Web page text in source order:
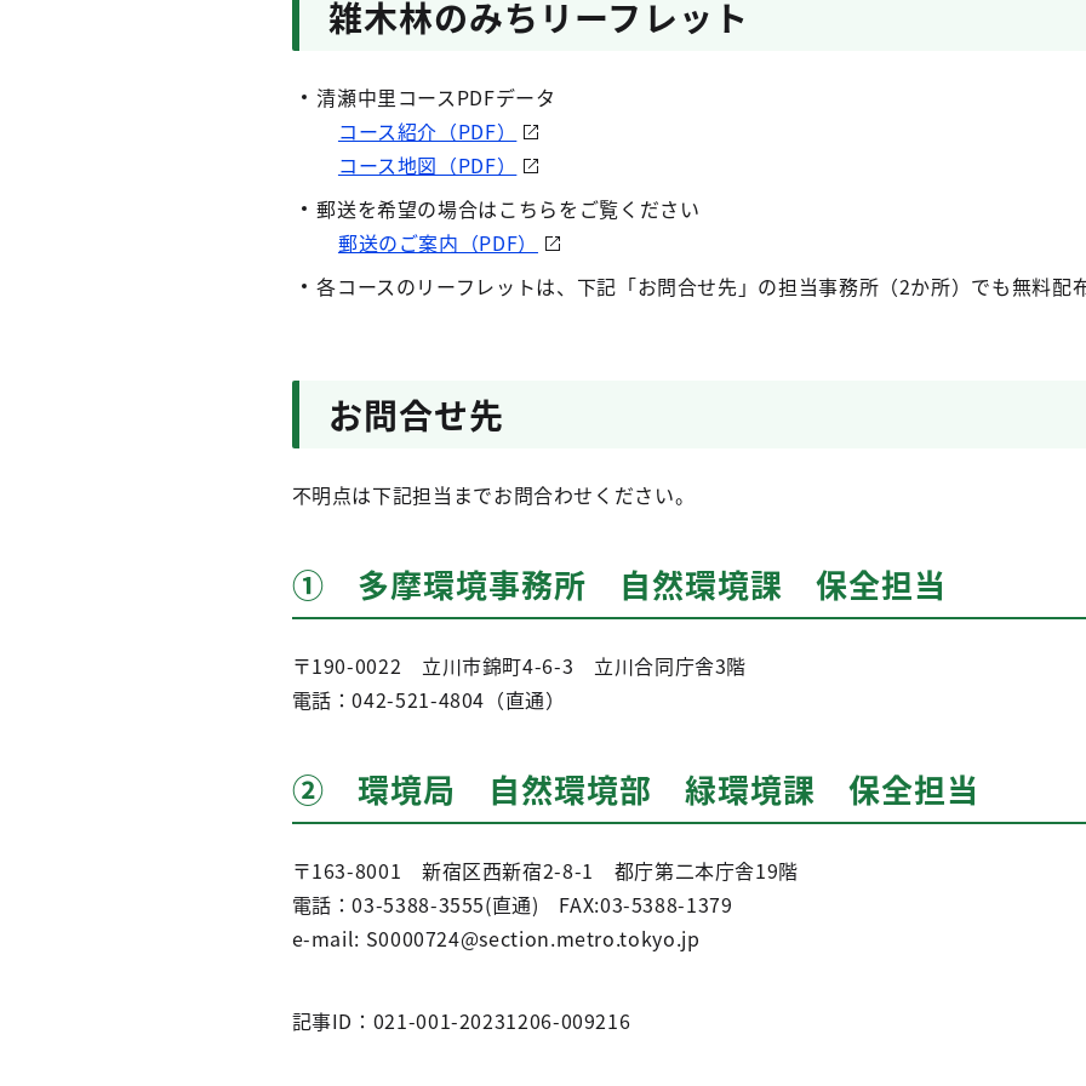
雑木林のみちリーフレット
清瀬中里コースPDFデータ
コース紹介（PDF）
コース地図（PDF）
郵送を希望の場合はこちらをご覧ください
郵送のご案内（PDF）
各コースのリーフレットは、下記「お問合せ先」の担当事務所（2か所）でも無料配
お問合せ先
不明点は下記担当までお問合わせください。
① 多摩環境事務所 自然環境課 保全担当
〒190-0022 立川市錦町4-6-3 立川合同庁舎3階
電話：042-521-4804（直通）
② 環境局 自然環境部 緑環境課 保全担当
〒163-8001 新宿区西新宿2-8-1 都庁第二本庁舎19階
電話：03-5388-3555(直通) FAX:03-5388-1379
e-mail: S0000724@section.metro.tokyo.jp
記事ID：021-001-20231206-009216